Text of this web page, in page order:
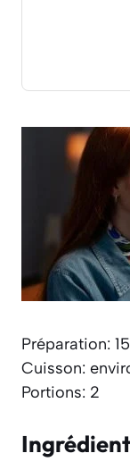
Préparation:
Cuisson:
Portions: 2